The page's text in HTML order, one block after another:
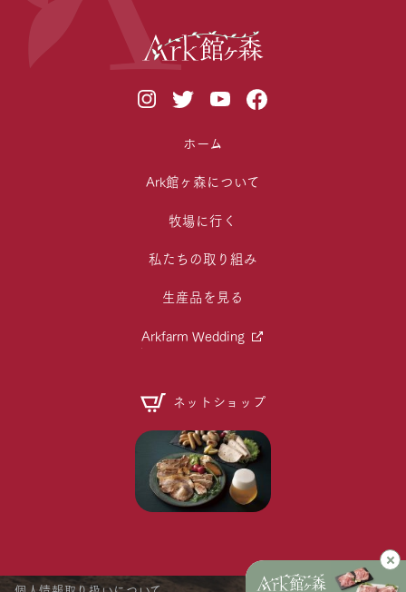
ホーム
Ark館ヶ森について
牧場に行く
私たちの取り組み
生産品を見る
Arkfarm Wedding
ネットショップ